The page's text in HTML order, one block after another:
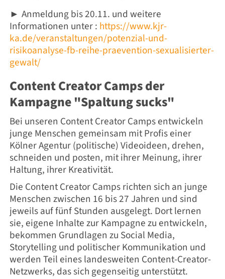
► Anmeldung bis 20.11. und weitere
Informationen unter : https://www.kjr-
ka.de/veranstaltungen/potenzial-und-
risikoanalyse-fb-reihe-praevention-sexualisierter-
gewalt/
Content Creator Camps der
Kampagne "Spaltung sucks"
Bei unseren Content Creator Campsentwickeln
junge Menschen gemeinsam mit Profis einer
Kölner Agentur (politische) Videoideen, drehen,
schneiden und posten, mit ihrer Meinung, ihrer
Haltung, ihrer Kreativität.
Die Content Creator Camps richten sich an junge
Menschen zwischen 16 bis 27 Jahren und sind
jeweils auf fünf Stunden ausgelegt. Dort lernen
sie, eigene Inhalte zur Kampagne zu entwickeln,
bekommen Grundlagen zu Social Media,
Storytelling und politischer Kommunikation und
werden Teil eines landesweiten Content-Creator-
Netzwerks, das sich gegenseitig unterstützt.